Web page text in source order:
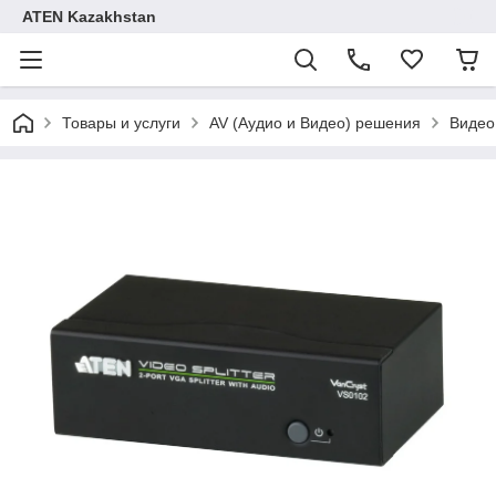
ATEN Kazakhstan
Товары и услуги AV (Аудио и Видео) решения Видео